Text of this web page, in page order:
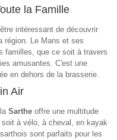
la Famille
intéressant de découvrir
région. Le Mans et ses
familles, que ce soit à travers
amusantes. C'est une
en dehors de la brasserie.
Air
Sarthe offre une multitude
soit à vélo, à cheval, en kayak
sont parfaits pour les